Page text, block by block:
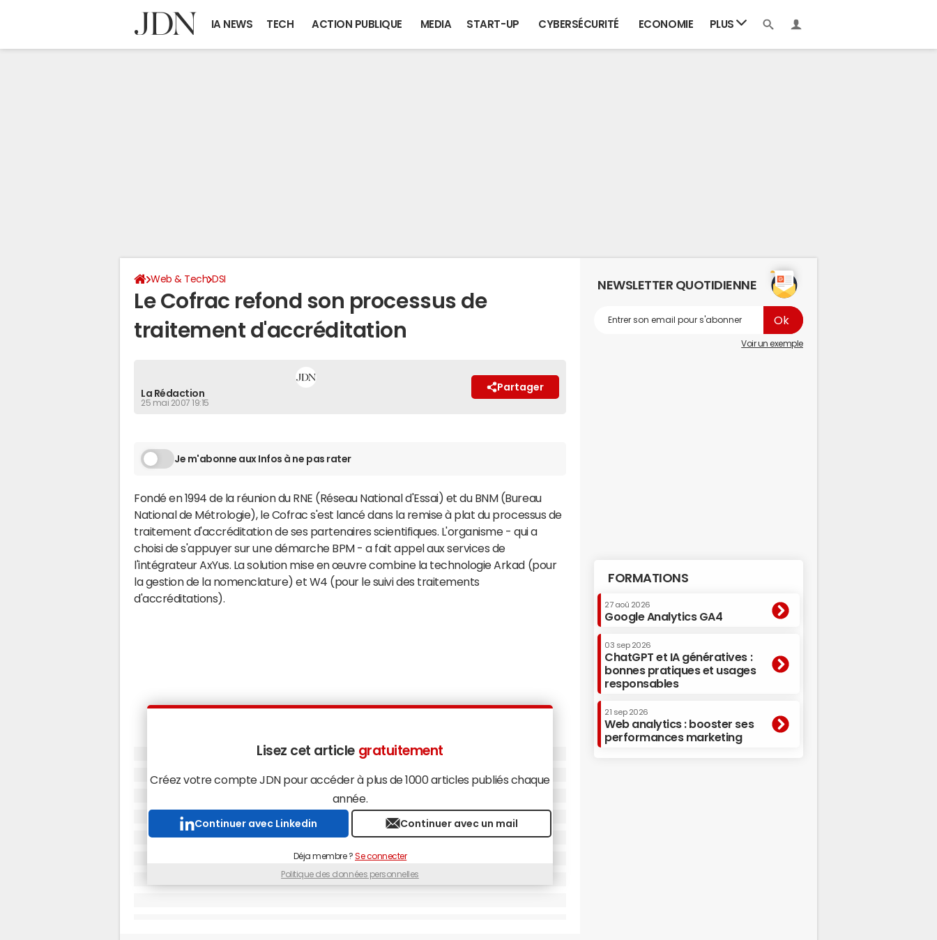
IA NEWS TECH ACTION PUBLIQUE MEDIA START-UP CYBERSÉCURITÉ ECONOMIE PLUS
Web & Tech DSI
Le Cofrac refond son processus de
traitement d'accréditation
La Rédaction
25 mai 2007 19:15
Partager
Je m'abonne aux Infos à ne pas rater
Fondé en 1994 de la réunion du RNE (Réseau National d'Essai) et du BNM (Bureau
National de Métrologie), le Cofrac s'est lancé dans la remise à plat du processus de
traitement d'accréditation de ses partenaires scientifiques. L'organisme - qui a
choisi de s'appuyer sur une démarche BPM - a fait appel aux services de
l'intégrateur AxYus. La solution mise en œuvre combine la technologie Arkad (pour
la gestion de la nomenclature) et W4 (pour le suivi des traitements
d'accréditations).
Lisez cet article gratuitement
Créez votre compte JDN pour accéder à plus de 1000 articles publiés chaque
année.
Continuer avec Linkedin Continuer avec un mail
Déja membre ? Se connecter
Politique des données personnelles
NEWSLETTER QUOTIDIENNE
Voir un exemple
FORMATIONS
27 aoû 2026
Google Analytics GA4
03 sep 2026
ChatGPT et IA génératives :
bonnes pratiques et usages
responsables
21 sep 2026
Web analytics : booster ses
performances marketing